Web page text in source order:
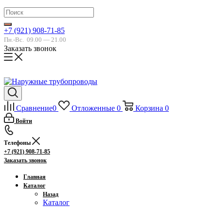
+7 (921) 908-71-85
Пн.-Вс. 09.00 — 21.00
Заказать звонок
Сравнение0 Отложенные 0 Корзина 0
Войти
Телефоны
+7 (921) 908-71-85
Заказать звонок
Главная
Каталог
Назад
Каталог